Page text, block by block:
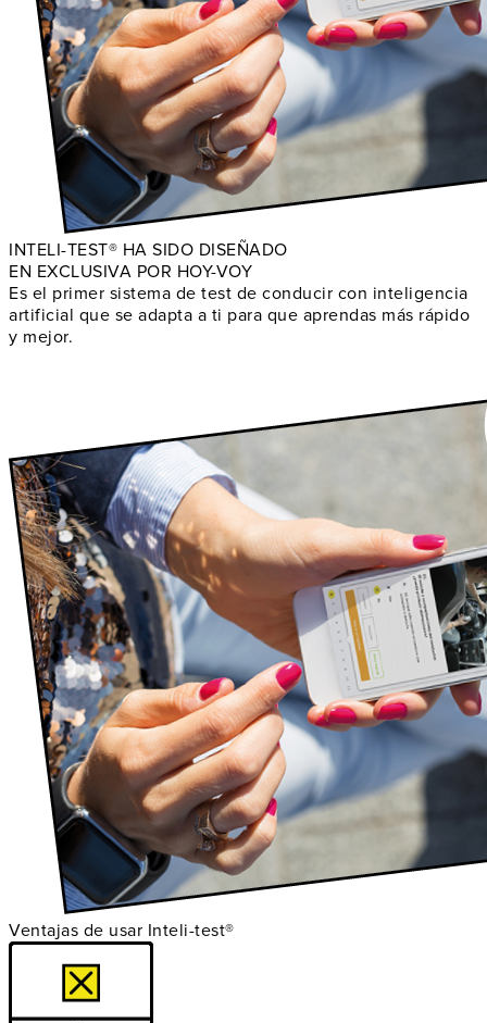
INTELI-TEST® HA SIDO DISEÑADO
EN EXCLUSIVA POR HOY-VOY
Es el primer sistema de test de conducir con inteligencia
artificial que se adapta a ti para que aprendas más rápido
y mejor.
Ventajas de usar Inteli-test®